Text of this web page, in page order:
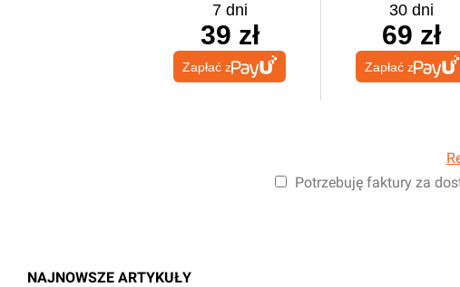
7 dni
39 zł
Zapłać z
30 dni
69 zł
Zapłać z
Potrzebuję faktury za
NAJNOWSZE ARTYKUŁY